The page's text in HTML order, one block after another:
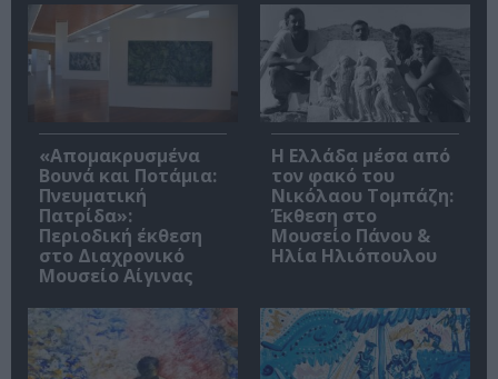
«Απομακρυσμένα
Βουνά και Ποτάμια:
Πνευματική
Πατρίδα»:
Περιοδική έκθεση
στο Διαχρονικό
Μουσείο Αίγινας
Η Ελλάδα μέσα από
τον φακό του
Νικόλαου Τομπάζη:
Έκθεση στο
Μουσείο Πάνου &
Ηλία Ηλιόπουλου